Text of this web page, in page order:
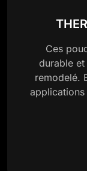
Ces
durable
remodelé.
applications